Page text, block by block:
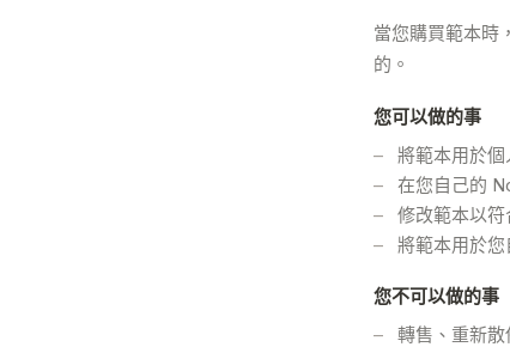
當您購買範本時
的。
您可以做的事
將範本用於
在您自己的
修改範本以
將範本用於
您不可以做的事
轉售、重新